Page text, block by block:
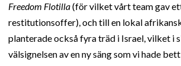
Freedom Flotilla(för vilket vårt team gav
restitutionsoffer), och till en lokal
planterade också fyra träd i Israel, vilket i
välsignelsen av en ny säng som vi hade